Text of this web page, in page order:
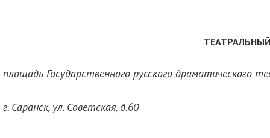
площадь Государственного русского драматического
г. Саранск, ул. Советская, д.60